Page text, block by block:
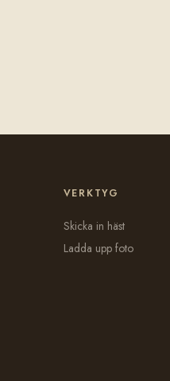
VERKTYG
Skicka in häst
Ladda upp foto